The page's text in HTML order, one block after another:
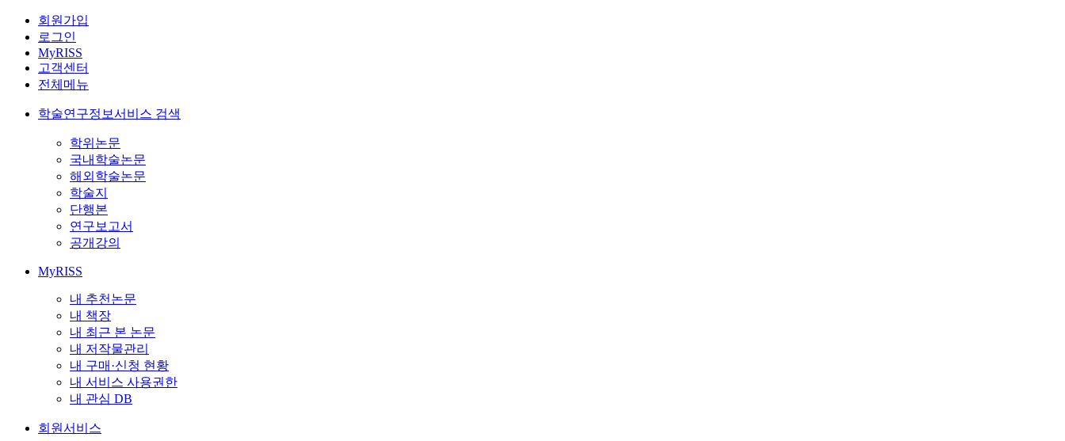
회원가입
로그인
MyRISS
고객센터
전체메뉴
학술연구정보서비스 검색
학위논문
국내학술논문
해외학술논문
학술지
단행본
연구보고서
공개강의
MyRISS
내 추천논문
내 책장
내 최근 본 논문
내 저작물관리
내 구매·신청 현황
내 서비스 사용권한
내 관심 DB
회원서비스